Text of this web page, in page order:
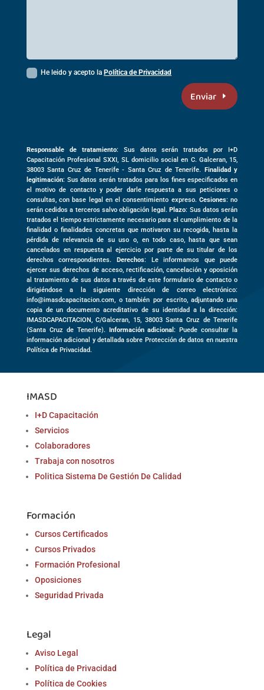
He leido y acepto laPolítica de Privacidad
Enviar
Responsable de tratamiento: Sus datos serán tratados por I+D
Capacitación Profesional SXXI, SL domicilio social en C. Galceran, 15,
38003Santa Cruz de Tenerife - Santa Cruz de Tenerife. Finalidad y
legitimación: Sus datos serán tratados para los fines especificados en
el motivo de contacto y poder darle respuesta a sus peticiones o
consultas, con base legal en el consentimiento expreso. Cesiones: no
serán cedidos a terceros salvo obligación legal.Plazo: Sus datos serán
tratados el tiempo estrictamente necesario para el cumplimiento de la
finalidad o finalidades concretas que motivaron su recogida, hasta la
pérdida de relevancia de su uso o, en todo caso, hasta que sean
cancelados en respuesta al ejercicio por parte de su titular de los
derechos correspondientes. Derechos: Le informamos que puede
ejercer sus derechos de acceso, rectificación, cancelación y oposición
al tratamiento de sus datos a través de este formulario de contacto o
dirigiéndose a la siguiente dirección de correo electrónico:
info@imasdcapacitacion.com, o también por escrito, adjuntando una
copia de un documento acreditativo de su identidad a la dirección:
IMASDCAPACITACION,C/Galceran, 15, 38003Santa Cruz de Tenerife
(Santa Cruz de Tenerife).Información adicional: Puede consultar la
información adicional y detallada sobre Protección de datos en nuestra
Política de Privacidad.
IMASD
I+D Capacitación
Servicios
Colaboradores
Trabaja con nosotros
Politica Sistema De Gestión De Calidad
Formación
Cursos Certificados
Cursos Privados
Formación Profesional
Oposiciones
Seguridad Privada
Legal
Aviso Legal
Política de Privacidad
Política de Cookies